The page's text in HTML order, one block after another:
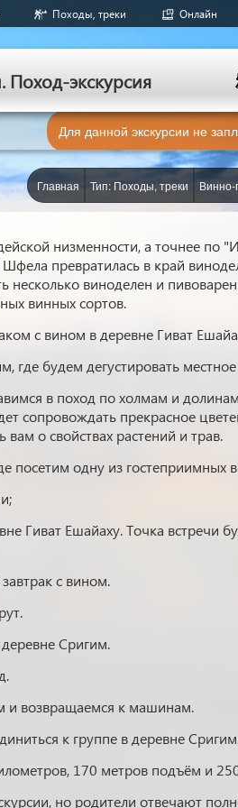
Походы, треки Онлайн
экскурсия
Для данной экскурсии не
Главная Тип: Походы, треки Винно-
низменности, а точнее по
превратилась в край
несколько виноделен и
винных сортов.
с вином в деревне Гиват
где будем дегустировать
в поход по холмам и
сопровождать прекрасное
вам о свойствах растений и трав.
посетим одну из
Гиват Ешайаху. Точка
с вином.
Сригим.
и возвращаемся к машинам.
к группе в деревне
170 метров подъём и
но родители отвечают